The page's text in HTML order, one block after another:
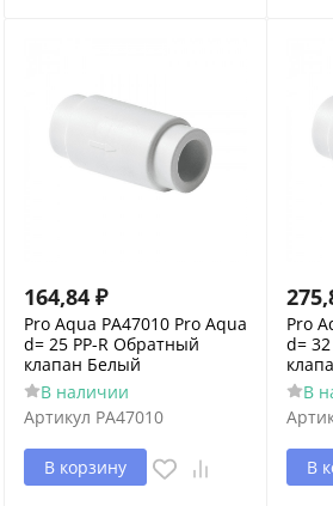
164,84 ₽
Pro Aqua PA47010 Pro Aqua
d= 25 PP-R Обратный
клапан Белый
В наличии
Артикул PA47010
В корзину
Pro
d=
В
В